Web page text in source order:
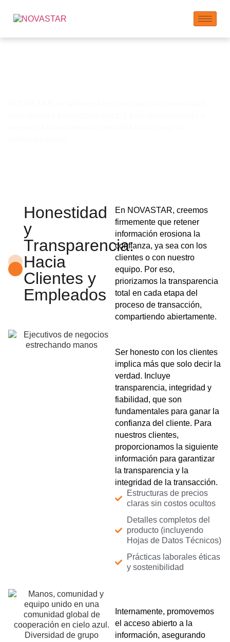
Honestidad
y
Transparencia:
Hacia
Clientes y
Empleados
En NOVASTAR, creemos
firmemente que retener
información erosiona la
confianza, ya sea con los
clientes o con nuestro
equipo. Por eso,
priorizamos la transparencia
total en cada etapa del
proceso de transacción,
compartiendo abiertamente.
Ser honesto con los clientes
implica más que solo decir la
verdad. Incluye
transparencia, integridad y
fiabilidad, que son
fundamentales para ganar la
confianza del cliente. Para
nuestros clientes,
proporcionamos la siguiente
información para garantizar
la transparencia y la
integridad de la transacción.
Estructuras de precios
claras sin costos ocultos
Detalles completos del
producto (incluyendo
Hojas de Datos Técnicos)
Prácticas laborales éticas
y sostenibilidad
Internamente, promovemos
el acceso abierto a la
información, asegurando